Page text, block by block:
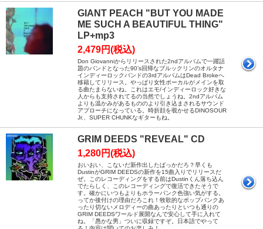
GIANT PEACH "BUT YOU MADE
ME SUCH A BEAUTIFUL THING"
LP+mp3
2,479円(税込)
Don Giovanniからリリースされた2ndアルバムで一躍話
題のバンドとなった90’s回帰なブルックリンのオルタナ
インディーロックバンドの3rdアルバムはDead Brokeへ
移籍してリリース。やっぱり女性ボーカルがメインを取
る曲たまらないね。これはエモ/インディーロック好きな
人からも支持されてるの当然でしょうね。2ndアルバム
よりも温かみがあるもののより引き込まされるサウンド
アプローチになっている。時折顔を覗かせるDINOSOUR
Jr.、SUPER CHUNKなギターもね。
GRIM DEEDS "REVEAL" CD
1,280円(税込)
おいおい、こないだ新作出したばっかだろ？早くも
DustinがGRIM DEEDSの新作を15曲入りでリリースだ
ぜ。このレコーディングをする前はDustinくん落ち込ん
でたらしく、このレコーディングで復活できたそうで
す。確かにいつもよりもホラーパンク色強い気がする。
ってか後付けの理由だろこれ！牧歌的なポップパンクあ
ったり切ないメロディーの曲あったりといつも通りの
GRIM DEEDSワールド展開なんで安心して手に入れて
ね。「愚かな男」ついに収録ですぞ。日本語でやって